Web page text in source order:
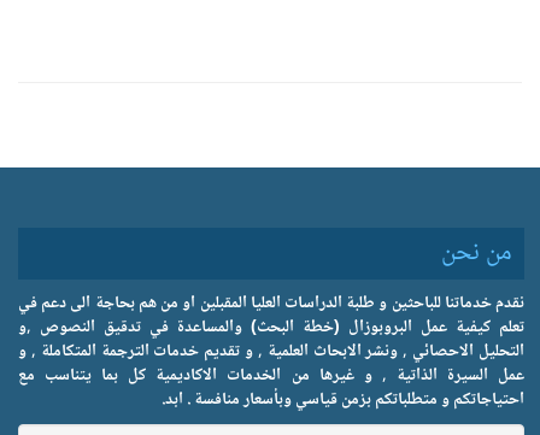
من نحن
نقدم خدماتنا للباحثين و طلبة الدراسات العليا المقبلين او من هم بحاجة الى دعم في
تعلم كيفية عمل البروبوزال (خطة البحث) والمساعدة في تدقيق النصوص ,و
التحليل الاحصائي , ونشر الابحاث العلمية , و تقديم خدمات الترجمة المتكاملة , و
عمل السيرة الذاتية , و غيرها من الخدمات الاكاديمية كل بما يتناسب مع
احتياجاتكم و متطلباتكم بزمن قياسي وبأسعار منافسة . ابد.